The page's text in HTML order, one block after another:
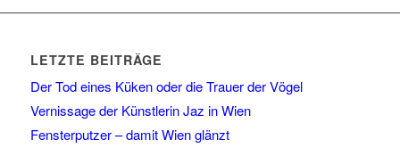
LETZTE BEITRÄGE
Der Tod eines Küken oder die Trauer der Vögel
Vernissage der Künstlerin Jaz in Wien
Fensterputzer – damit Wien glänzt